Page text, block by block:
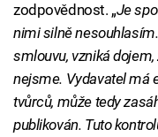
zodpovědnost. „Je
nimi silně
smlouvu, vzniká
nejsme. Vydavatel má
tvůrců, může tedy
publikován. Tuto